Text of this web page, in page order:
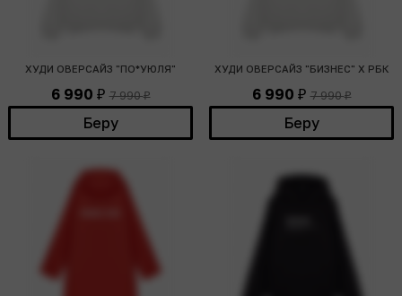
ХУДИ ОВЕРСАЙЗ "ПО*УЮЛЯ"
6 990 ₽ 7 990₽
Беру
ХУДИ ОВЕРСАЙЗ "БИЗНЕС" Х РБК
6 990 ₽ 7 990₽
Беру